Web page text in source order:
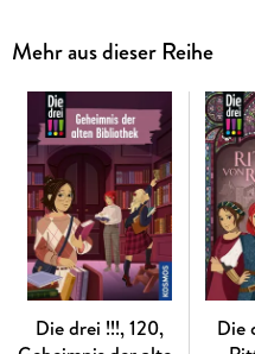
in einem neuen Abenteuer.
beobachten Verdächtige.
Spur. Sie führt weit zurück
spektakulärem Kunstraub.
Die Freundinnen lassen
gelöst haben!
Mehr aus dieser Reihe
Die drei !!!, 120,
Die